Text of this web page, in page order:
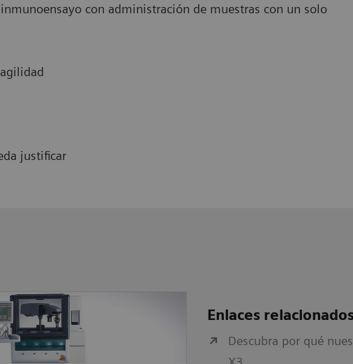
con administración de muestras con un solo
justificar
Enlaces
Descubra por qué